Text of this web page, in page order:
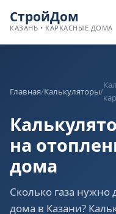
СтройДом
КАЗАНЬ • КАРКАСНЫЕ ДОМА
Главная/Калькуляторы/
на
дома
Сколько газа нужно
дома в Казани?